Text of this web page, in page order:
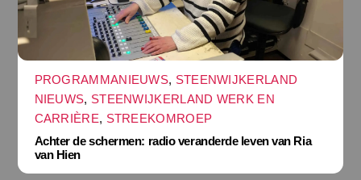
PROGRAMMANIEUWS, STEENWIJKERLAND
NIEUWS, STEENWIJKERLAND WERK EN
CARRIÈRE, STREEKOMROEP
Achter de schermen: radio veranderde leven van Ria
van Hien